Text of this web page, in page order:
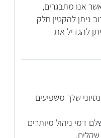
אנו מתבגרים,
ניתן להקטין חלק
להגדיל את
שלך משפיעים
דמי ניהול מיותרים
שקלים.